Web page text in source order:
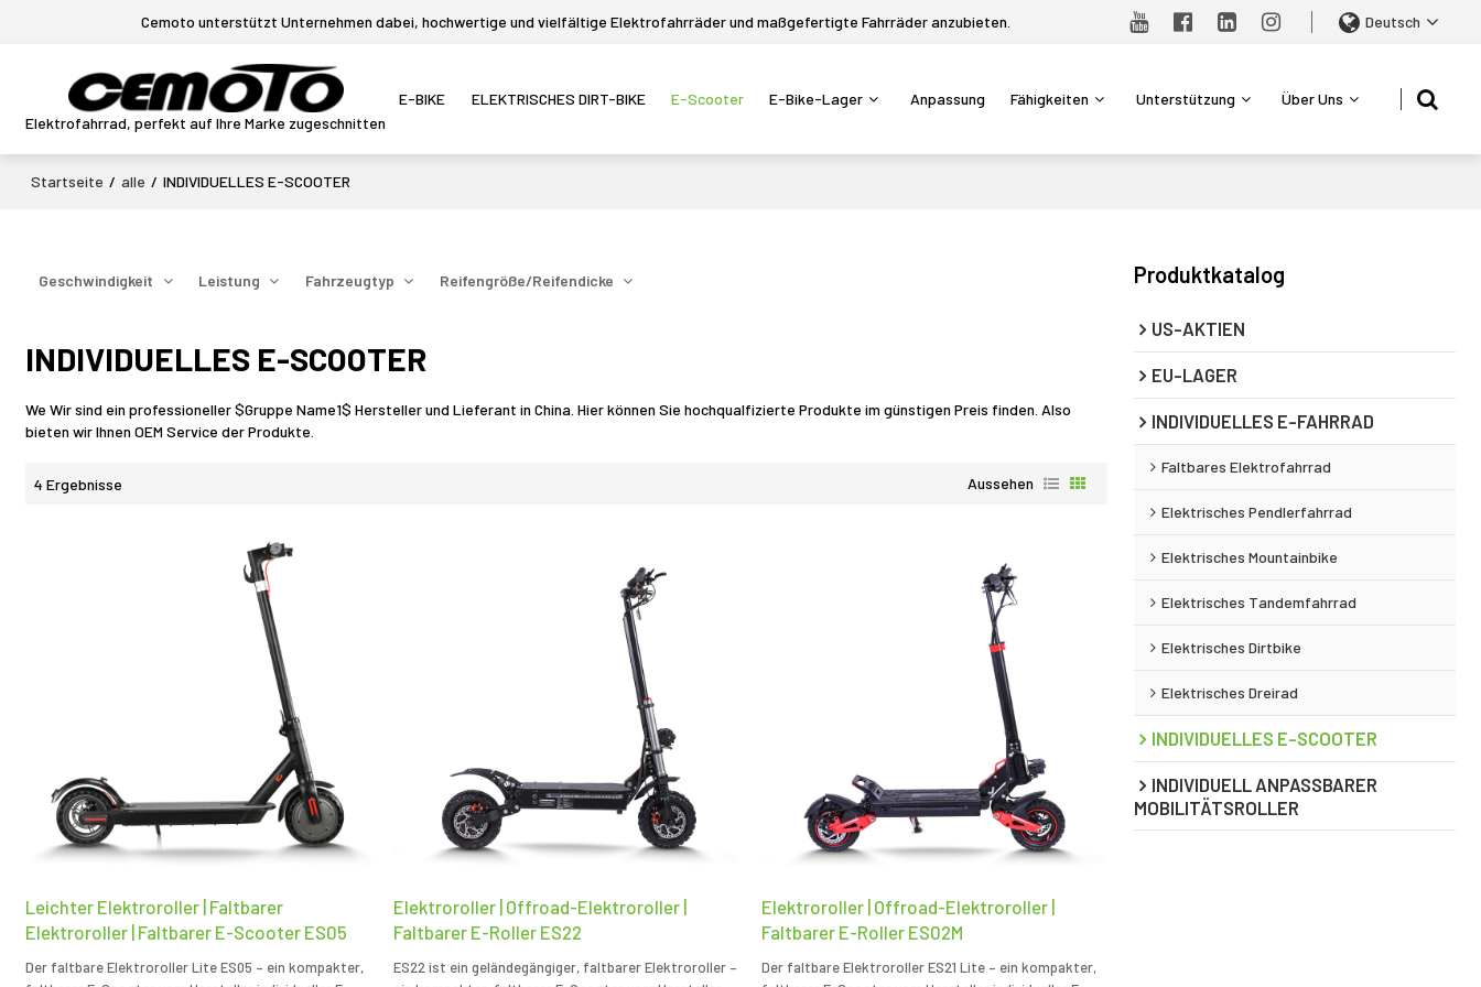
Cemoto unterstützt Unternehmen dabei, hochwertige und vielfältige Elektrofahrräder und maßgefertigte Fahrräder anzubieten. Deutsch
Elektrofahrrad, perfekt auf Ihre Marke zugeschnitten
E-BIKE ELEKTRISCHES DIRT-BIKE E-Scooter E-Bike-Lager Anpassung Fähigkeiten Unterstützung Über Uns
Startseite / alle / INDIVIDUELLES E-SCOOTER
Geschwindigkeit Leistung Fahrzeugtyp Reifengröße/Reifendicke
INDIVIDUELLES E-SCOOTER
We Wir sind ein professioneller $Gruppe Name1$ Hersteller und Lieferant in China. Hier können Sie hochqualfizierte Produkte im günstigen Preis finden. Also
bieten wir Ihnen OEM Service der Produkte.
4 Ergebnisse Aussehen
Leichter Elektroroller | Faltbarer
Elektroroller | Faltbarer E-Scooter ES05
Der faltbare Elektroroller Lite ES05 – ein kompakter,
Elektroroller | Offroad-Elektroroller |
Faltbarer E-Roller ES22
ES22 ist ein geländegängiger, faltbarer Elektroroller –
Elektroroller | Offroad-Elektroroller |
Faltbarer E-Roller ES02M
Der faltbare Elektroroller ES21 Lite – ein kompakter,
Produktkatalog
US-AKTIEN
EU-LAGER
INDIVIDUELLES E-FAHRRAD
Faltbares Elektrofahrrad
Elektrisches Pendlerfahrrad
Elektrisches Mountainbike
Elektrisches Tandemfahrrad
Elektrisches Dirtbike
Elektrisches Dreirad
INDIVIDUELLES E-SCOOTER
INDIVIDUELL ANPASSBARER
MOBILITÄTSROLLER